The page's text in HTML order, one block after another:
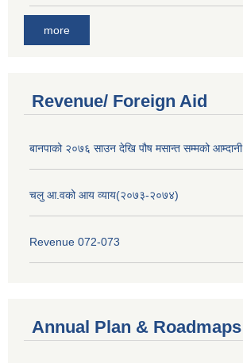
more
Revenue/ Foreign Aid
बानपाको २०७६ साउन देखि पौष मसान्त सम्मको आम्दानी
चलु आ.वको आय व्याय(२०७३-२०७४)
Revenue 072-073
Annual Plan & Roadmaps